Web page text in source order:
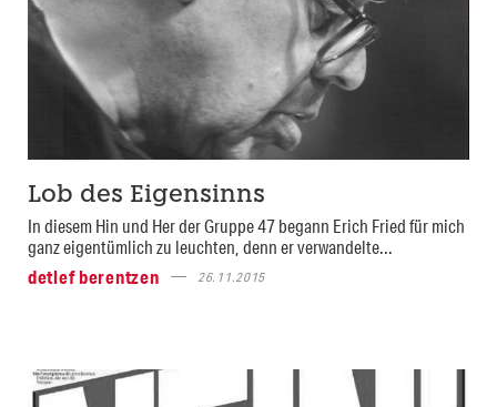
Lob des Eigensinns
In diesem Hin und Her der Gruppe 47 begann Erich Fried für mich
ganz eigentümlich zu leuchten, denn er verwandelte...
detlef berentzen
26.11.2015